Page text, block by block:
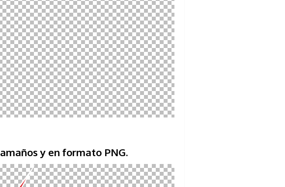
y en formato PNG.